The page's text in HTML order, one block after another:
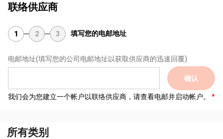
联络供应商
1 2 3 填写您的电邮地址
电邮地址(填写您的公司电邮地址以获取供应商的迅速回覆)
确认
我们会为您建立一个帐户以联络供应商，请查看电邮并启动帐户。
所有类别